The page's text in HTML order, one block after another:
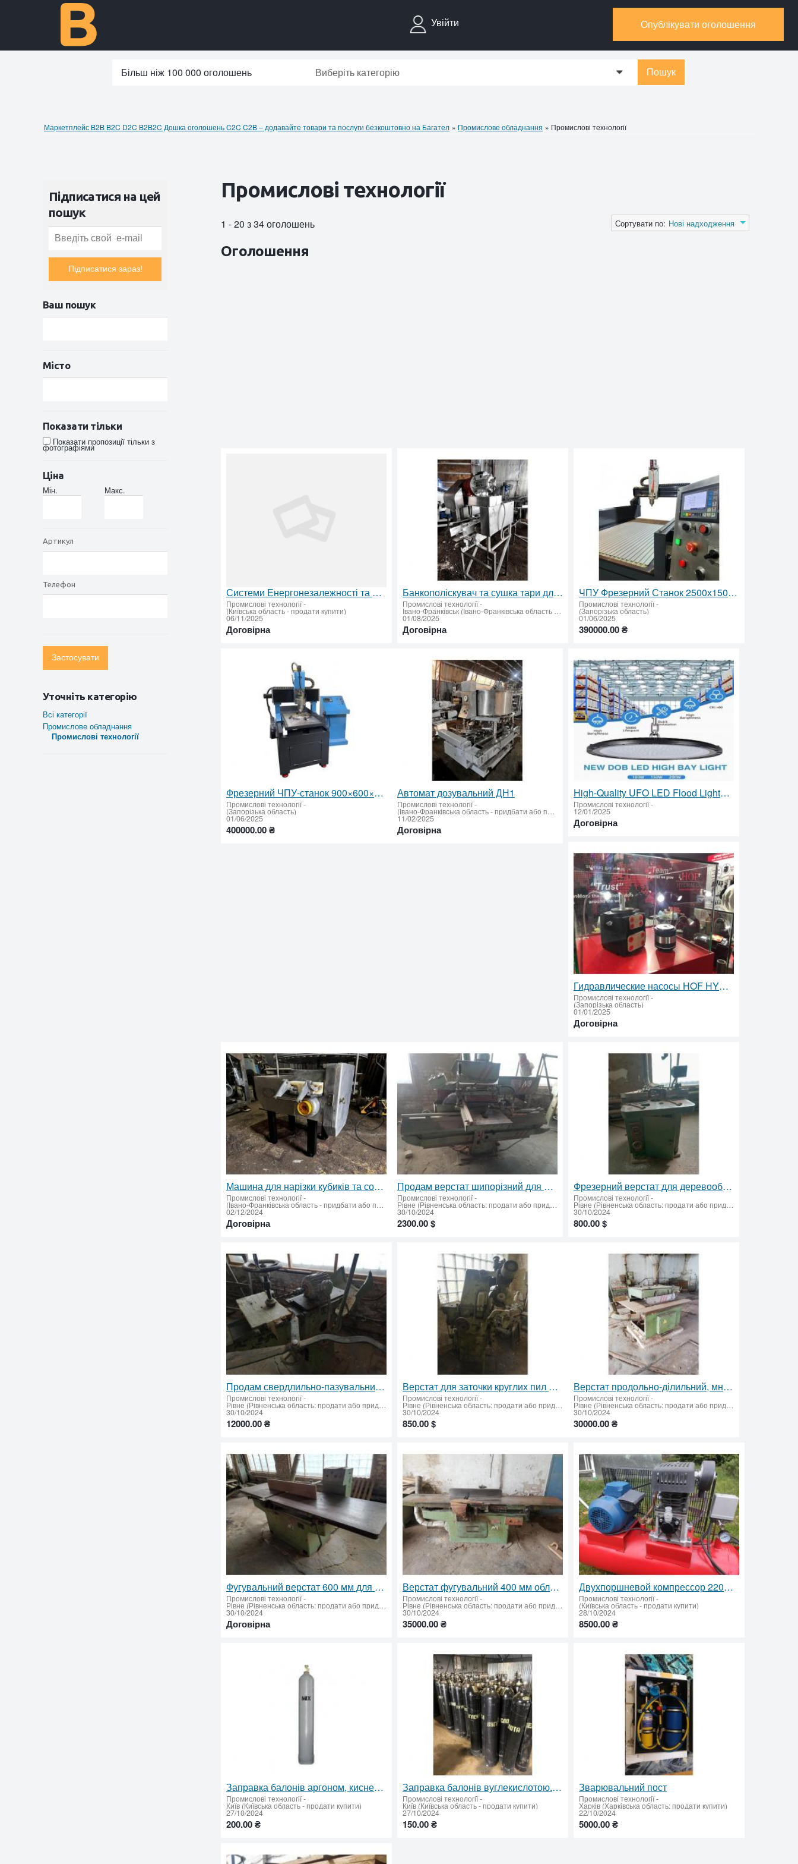
Увійти Опублікувати оголошення
Більш ніж 100 000 оголошень Виберіть категорію 0 Пошук
Маркетплейс B2B B2C D2C B2B2C Дошка оголошень C2C C2B – додавайте товари та послуги безкоштовно на Багател » Промислове обладнання » Промислові технології
Підписатися на цей
пошук
Підписатися зараз!
Ваш пошук
Місто
Показати тільки
Показати пропозиції тільки з
фотографіями
Ціна
Мін.
Макс.
Артикул
Телефон
Застосувати
Уточніть категорію
Всі категорії
Промислове обладнання
Промислові технології
Промислові технології
1 - 20 з 34 оголошень Сортувати по: Нові надходження
Оголошення
Системи Енергонезалежності та Резервного Живлення у Києві. Офіційний Дистриб'ютор Chisage-ESS, Deye,
Промислові технології-
(Київська область - продати купити)
06/11/2025
Договірна
Банкополіскувач та сушка тари для харчового виробництва | Продуктивність до 6000 банок/год ✅
Промислові технології-
Івано-Франківськ (Івано-Франківська область - придбати або продати)
01/08/2025
Договірна
ЧПУ Фрезерний Станок 2500х1500х300 — Потужність, Якість та Надійність у Кожній Деталі
Промислові технології-
(Запорізька область)
01/06/2025
390000.00 ₴
Фрезерний ЧПУ-станок 900×600×300 мм з посиленою станіною – надійність, точність і стабільність об
Промислові технології-
(Запорізька область)
01/06/2025
400000.00 ₴
Автомат дозувальний ДН1
Промислові технології-
(Івано-Франківська область - придбати або продати)
11/02/2025
Договірна
High-Quality UFO LED Flood Lights on Sale – 100W, 150W, 200W Options Available
Промислові технології-
12/01/2025
Договірна
Гидравлические насосы HOF HYDRAULIC – надежное решение для вашего оборудования
Промислові технології-
(Запорізька область)
01/01/2025
Договірна
Машина для нарізки кубиків та соломки
Промислові технології-
(Івано-Франківська область - придбати або продати)
02/12/2024
Договірна
Продам верстат шипорізний для якісноі обробки деревини
Промислові технології-
Рівне (Рівненська область: продати або придбати)
30/10/2024
2300.00 $
Фрезерний верстат для деревообробки – надійне обладнання для обробки деревини
Промислові технології-
Рівне (Рівненська область: продати або придбати)
30/10/2024
800.00 $
Продам свердлильно-пазувальний верстат для обробки деревини
Промислові технології-
Рівне (Рівненська область: продати або придбати)
30/10/2024
12000.00 ₴
Верстат для заточки круглих пил ТЧПА 3 до 40см
Промислові технології-
Рівне (Рівненська область: продати або придбати)
30/10/2024
850.00 $
Верстат продольно-ділильний, многопил
Промислові технології-
Рівне (Рівненська область: продати або придбати)
30/10/2024
30000.00 ₴
Фугувальний верстат 600 мм для обробки деревини.
Промислові технології-
Рівне (Рівненська область: продати або придбати)
30/10/2024
Договірна
Верстат фугувальний 400 мм обладнання для обробки деревини
Промислові технології-
Рівне (Рівненська область: продати або придбати)
30/10/2024
35000.00 ₴
Двухпоршневой компрессор 220В, 1,5 кВт, ресивер 50 л, рабочее давление 6 Атм
Промислові технології-
(Київська область - продати купити)
28/10/2024
8500.00 ₴
Заправка балонів аргоном, киснем, зварювальною сумішшю, азотом
Промислові технології-
Київ (Київська область - продати купити)
27/10/2024
200.00 ₴
Заправка балонів вуглекислотою. Від 10 л до 10 тон
Промислові технології-
Київ (Київська область - продати купити)
27/10/2024
150.00 ₴
Зварювальний пост
Промислові технології-
Харків (Харківська область: продати купити)
22/10/2024
5000.00 ₴